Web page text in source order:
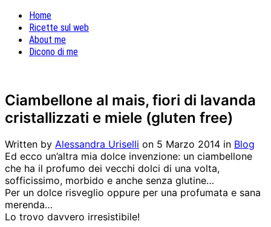
Home
Ricette sul web
About me
Dicono di me
Ciambellone al mais, fiori di lavanda
cristallizzati e miele (gluten free)
Written by Alessandra Uriselli on 5 Marzo 2014 in Blog
Ed ecco un’altra mia dolce invenzione: un ciambellone
che ha il profumo dei vecchi dolci di una volta,
sofficissimo, morbido e anche senza glutine…
Per un dolce risveglio oppure per una profumata e sana
merenda…
Lo trovo davvero irresistibile!